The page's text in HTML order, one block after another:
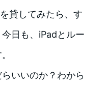
貸してみたら、す
日も、iPadとルー
いいのか？わから